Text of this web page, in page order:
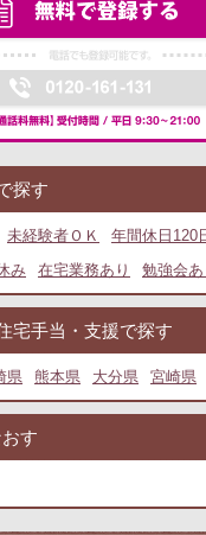
探す
未経験者ＯＫ 年間休日120
み 在宅業務あり 勉強会あ
宅手当・支援で探す
県 熊本県 大分県 宮崎県
す